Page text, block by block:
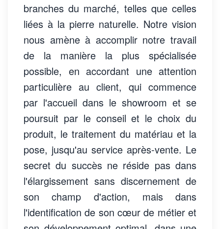
branches du marché, telles que celles
liées à la pierre naturelle. Notre vision
nous amène à accomplir notre travail
de la manière la plus spécialisée
possible, en accordant une attention
particulière au client, qui commence
par l'accueil dans le showroom et se
poursuit par le conseil et le choix du
produit, le traitement du matériau et la
pose, jusqu'au service après-vente. Le
secret du succès ne réside pas dans
l'élargissement sans discernement de
son champ d'action, mais dans
l'identification de son cœur de métier et